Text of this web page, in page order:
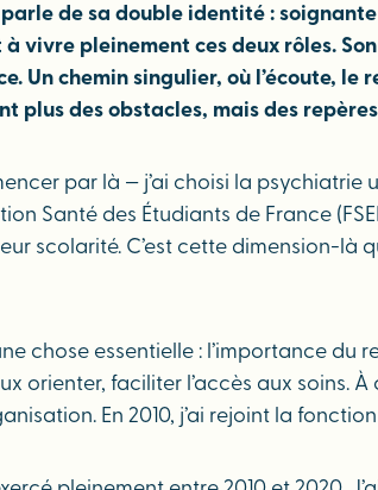
de sa double identité :
vivre pleinement ces deux rôles.
Un chemin singulier, où l’écoute,
plus des obstacles, mais des
par là — j’ai choisi la
Santé des Étudiants de France
scolarité. C’est cette dimension-là
chose essentielle : l’importance
orienter, faciliter l’accès aux
En 2010, j’ai rejoint la